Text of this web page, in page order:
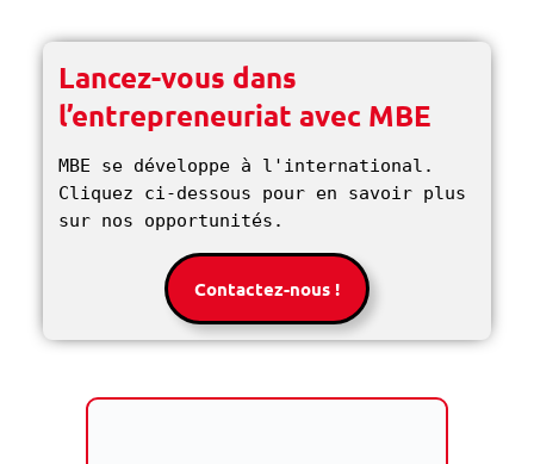
Lancez-vous dans
l’entrepreneuriat avec MBE
MBE se développe à l'international.
Cliquez ci-dessous pour en savoir plus
sur nos opportunités.
Contactez-nous !